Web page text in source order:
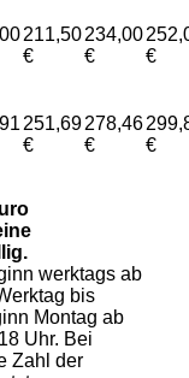
211,50
€
234,00
€
€
251,69
€
278,46
€
€
werktags ab
bis
Montag ab
Uhr. Bei
Zahl der